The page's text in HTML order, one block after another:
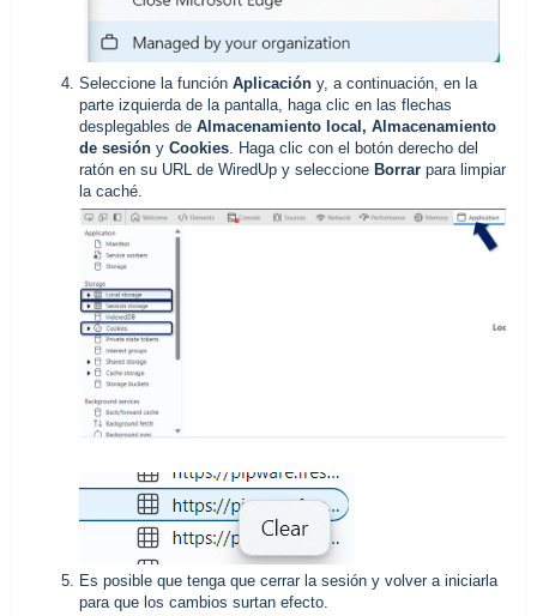
Seleccione la función Aplicación y, a continuación, en la
parte izquierda de la pantalla, haga clic en las flechas
desplegables de Almacenamiento local, Almacenamiento
de sesión y Cookies. Haga clic con el botón derecho del
ratón en su URL de WiredUp y seleccione Borrar para limpiar
la caché.
Es posible que tenga que cerrar la sesión y volver a iniciarla
para que los cambios surtan efecto.